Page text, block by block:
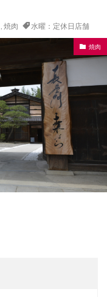
, 焼肉 水曜：定休日店舗
焼肉